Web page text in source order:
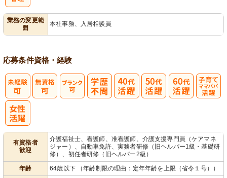
業務の変更範
囲
本社事務、入居相談員
応募条件資格・経験
有資格者
歓迎
介護福祉士、看護師、准看護師、介護支援専門員（ケアマネ
ジャー）、自動車免許、実務者研修（旧ヘルパー1級・基礎研
修）、初任者研修（旧ヘルパー2級）
年齢
64歳以下 （年齢制限の理由：定年年齢を上限（省令１号））